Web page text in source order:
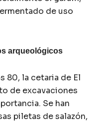
de uso
arqueológicos
80, la cetaria de El
de excavaciones
Se han
piletas de salazón,